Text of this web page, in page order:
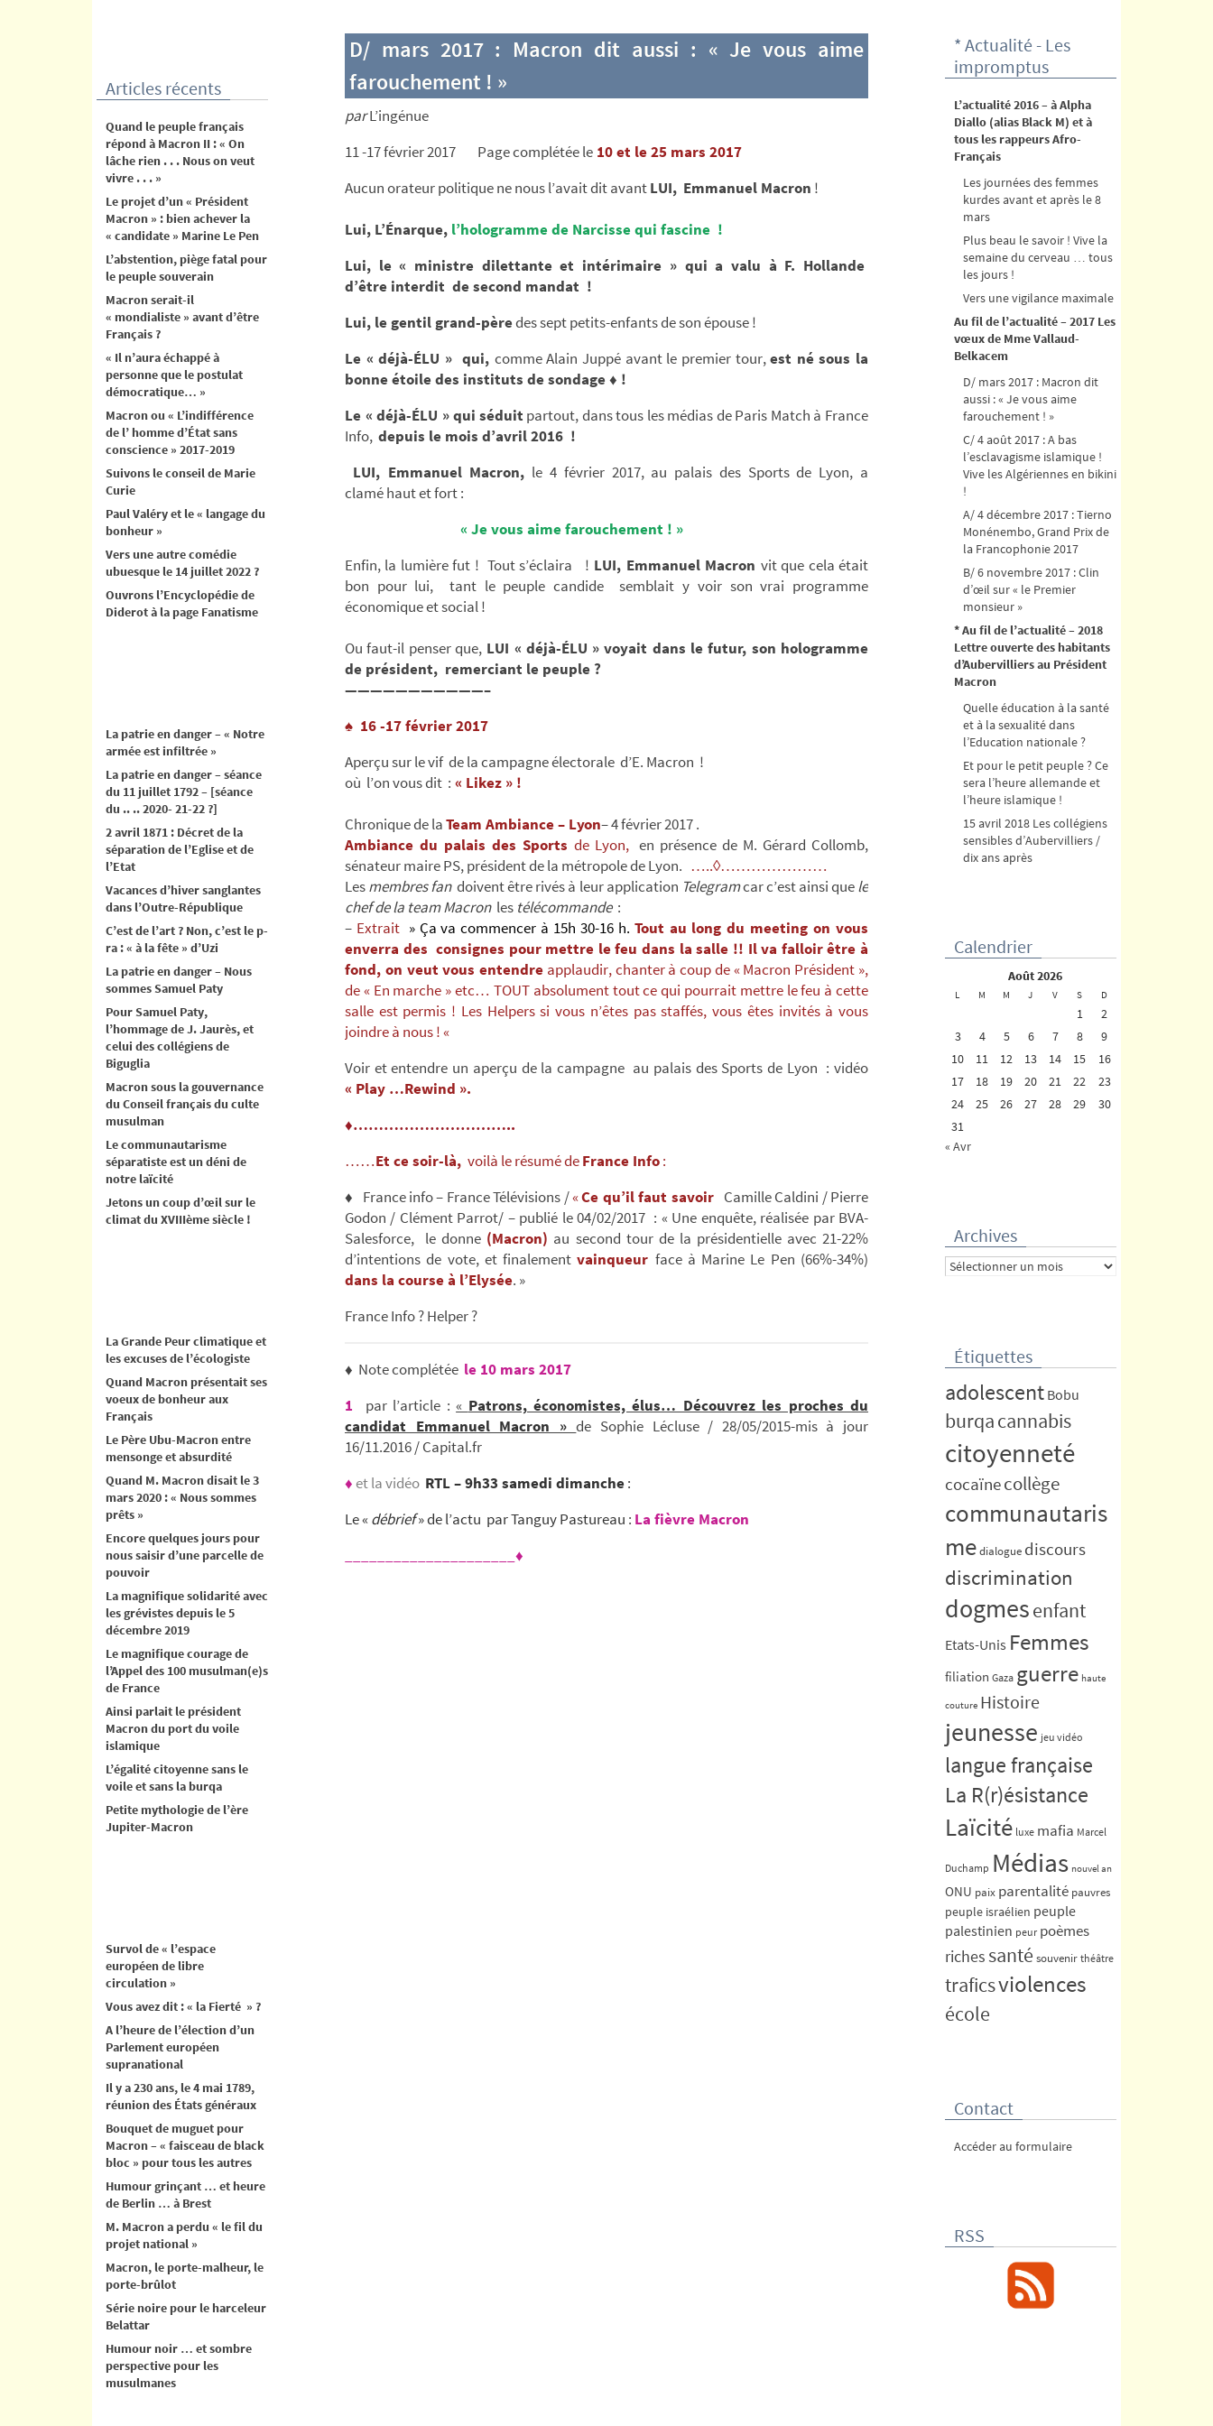
D/ mars 2017 : Macron dit aussi : « Je vous aime
farouchement ! »
parL’ingénue
11 -17 février 2017 Page complétée le 10 et le 25 mars 2017
Aucun orateur politique ne nous l’avait dit avantLUI, Emmanuel Macron !
Lui, L’Énarque, l’hologramme de Narcisse qui fascine !
Lui, le « ministre dilettante et intérimaire » qui a valu à F. Hollande
d’être interdit de second mandat !
Lui, le gentil grand-pèredes sept petits-enfants de son épouse !
Le « déjà-ÉLU » qui, comme Alain Juppé avant le premier tour,est né sous la
bonne étoile des instituts de sondage ♦ !
Le « déjà-ÉLU » qui séduit partout, dans tous les médias de Paris Match à France
Info, depuis le mois d’avril 2016 !
LUI, Emmanuel Macron, le 4 février 2017, au palais des Sports de Lyon, a
clamé haut et fort :
« Je vous aime farouchement ! »
Enfin, la lumière fut ! Tout s’éclaira ! LUI, Emmanuel Macron vit que cela était
bon pour lui, tant le peuple candide semblait y voir son vrai programme
économique et social !
Ou faut-il penser que,LUI « déjà-ÉLU » voyait dans le futur, son hologramme
de président, remerciant le peuple ?
———————————–
♠ 16 -17 février 2017
Aperçu sur le vif de la campagne électorale d’E. Macron !
où l’on vous dit : « Likez » !
Chronique de laTeam Ambiance – Lyon– 4 février 2017 .
Ambiance du palais des Sports de Lyon, en présence de M. Gérard Collomb,
sénateur maire PS, président de la métropole de Lyon. …..◊…………………
Lesmembres fandoivent être rivés à leur application Telegramcar c’est ainsi quele
chef de la team Macron les télécommande:
– Extrait» Ça va commencer à 15h 30-16 h. Tout au long du meeting on vous
enverra des consignes pour mettre le feu dans la salle !! Il va falloir être à
fond, on veut vous entendre applaudir, chanter à coup de « Macron Président »,
de « En marche » etc… TOUT absolument tout ce qui pourrait mettre le feu à cette
salle est permis ! Les Helpers si vous n’êtes pas staffés, vous êtes invités à vous
joindre à nous ! «
Voir et entendre un aperçu de la campagne au palais des Sports de Lyon : vidéo
« Play …Rewind ».
♦…………………………..
……Et ce soir-là, voilà le résumé deFrance Info:
♦ France info – France Télévisions /«Ce qu’il faut savoir Camille Caldini / Pierre
Godon / Clément Parrot/ – publié le 04/02/2017 : « Une enquête, réalisée par BVA-
Salesforce, le donne (Macron) au second tour de la présidentielle avec 21-22%
d’intentions de vote, et finalementvainqueur face à Marine Le Pen (66%-34%)
dans la course à l’Elysée. »
France Info ? Helper ?
♦ Note complétée le 10 mars 2017
1
par l’article :« Patrons, économistes, élus… Découvrez les proches du
candidat Emmanuel Macron »de Sophie Lécluse / 28/05/2015-mis à jour
16/11.2016 / Capital.fr
♦ et la vidéo RTL – 9h33 samedi dimanche:
Le «débrief» de l’actu par Tanguy Pastureau : La fièvre Macron
_____________________♦
Articles récents
Quand le peuple français
répond à Macron II : « On
lâche rien . . . Nous on veut
vivre . . . »
Le projet d’un « Président
Macron » : bien achever la
« candidate » Marine Le Pen
L’abstention, piège fatal pour
le peuple souverain
Macron serait-il
« mondialiste » avant d’être
Français ?
« Il n’aura échappé à
personne que le postulat
démocratique… »
Macron ou « L’indifférence
de l’ homme d’État sans
conscience » 2017-2019
Suivons le conseil de Marie
Curie
Paul Valéry et le « langage du
bonheur »
Vers une autre comédie
ubuesque le 14 juillet 2022 ?
Ouvrons l’Encyclopédie de
Diderot à la page Fanatisme
La patrie en danger – « Notre
armée est infiltrée »
La patrie en danger – séance
du 11 juillet 1792 – [séance
du .. .. 2020- 21-22 ?]
2 avril 1871 : Décret de la
séparation de l’Eglise et de
l’Etat
Vacances d’hiver sanglantes
dans l’Outre-République
C’est de l’art ? Non, c’est le p-
ra : « à la fête » d’Uzi
La patrie en danger – Nous
sommes Samuel Paty
Pour Samuel Paty,
l’hommage de J. Jaurès, et
celui des collégiens de
Biguglia
Macron sous la gouvernance
du Conseil français du culte
musulman
Le communautarisme
séparatiste est un déni de
notre laïcité
Jetons un coup d’œil sur le
climat du XVIIIème siècle !
La Grande Peur climatique et
les excuses de l’écologiste
Quand Macron présentait ses
voeux de bonheur aux
Français
Le Père Ubu-Macron entre
mensonge et absurdité
Quand M. Macron disait le 3
mars 2020 : « Nous sommes
prêts »
Encore quelques jours pour
nous saisir d’une parcelle de
pouvoir
La magnifique solidarité avec
les grévistes depuis le 5
décembre 2019
Le magnifique courage de
l’Appel des 100 musulman(e)s
de France
Ainsi parlait le président
Macron du port du voile
islamique
L’égalité citoyenne sans le
voile et sans la burqa
Petite mythologie de l’ère
Jupiter-Macron
Survol de « l’espace
européen de libre
circulation »
Vous avez dit : « la Fierté » ?
A l’heure de l’élection d’un
Parlement européen
supranational
Il y a 230 ans, le 4 mai 1789,
réunion des États généraux
Bouquet de muguet pour
Macron – « faisceau de black
bloc » pour tous les autres
Humour grinçant … et heure
de Berlin … à Brest
M. Macron a perdu « le fil du
projet national »
Macron, le porte-malheur, le
porte-brûlot
Série noire pour le harceleur
Belattar
Humour noir … et sombre
perspective pour les
musulmanes
* Actualité - Les
impromptus
L’actualité 2016 – à Alpha
Diallo (alias Black M) et à
tous les rappeurs Afro-
Français
Les journées des femmes
kurdes avant et après le 8
mars
Plus beau le savoir ! Vive la
semaine du cerveau … tous
les jours !
Vers une vigilance maximale
Au fil de l’actualité – 2017 Les
vœux de Mme Vallaud-
Belkacem
D/ mars 2017 : Macron dit
aussi : « Je vous aime
farouchement ! »
C/ 4 août 2017 : A bas
l’esclavagisme islamique !
Vive les Algériennes en bikini
!
A/ 4 décembre 2017 : Tierno
Monénembo, Grand Prix de
la Francophonie 2017
B/ 6 novembre 2017 : Clin
d’œil sur « le Premier
monsieur »
* Au fil de l’actualité – 2018
Lettre ouverte des habitants
d’Aubervilliers au Président
Macron
Quelle éducation à la santé
et à la sexualité dans
l’Education nationale ?
Et pour le petit peuple ? Ce
sera l’heure allemande et
l’heure islamique !
15 avril 2018 Les collégiens
sensibles d’Aubervilliers /
dix ans après
Calendrier
août 2026
L M M J V S D
1
2
3
4 5 6 7 8
9
10
11 12 13 14 15
16
17
18 19 20 21 22
23
24
25 26 27 28 29
30
31
« Avr
Archives
Archives
Étiquettes
adolescent Bobu
burqacannabis
citoyenneté
cocaïnecollège
communautaris
medialogue discours
discrimination
dogmesenfant
Etats-Unis Femmes
filiation Gaza guerre haute
couture Histoire
jeunesse jeu vidéo
langue française
La R(r)ésistance
Laïcité luxe mafia Marcel
Duchamp Médias nouvel an
ONU paix parentalité pauvres
peuple israélien peuple
palestinien peur poèmes
riches santé souvenir théâtre
traficsviolences
école
Contact
Accéder au formulaire
RSS